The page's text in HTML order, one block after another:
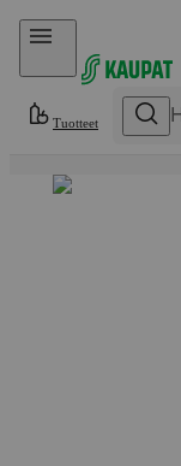
Hyppää sisältöön
Tuotteet